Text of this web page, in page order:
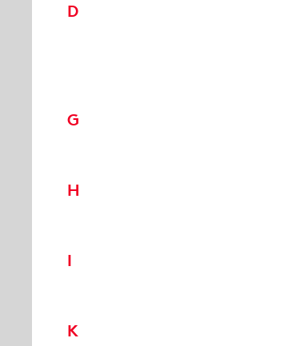
D
G
H
I
K